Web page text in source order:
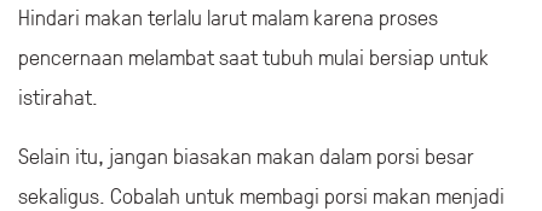
Hindari makan terlalu larut malam karena proses
pencernaan melambat saat tubuh mulai bersiap untuk
istirahat.
Selain itu, jangan biasakan makan dalam porsi besar
sekaligus. Cobalah untuk membagi porsi makan menjadi